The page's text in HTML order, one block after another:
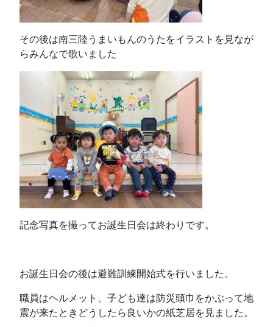
その後は南三陸うまいもんのうたをイラストを見なが
らみんなで歌いました
記念写真を撮ってお誕生日会は終わりです。
お誕生日会の後は避難訓練開始式を行いました。
職員はヘルメット、子ども達は防災頭巾をかぶって地
震が来たときどうしたら良いかの紙芝居を見ました。